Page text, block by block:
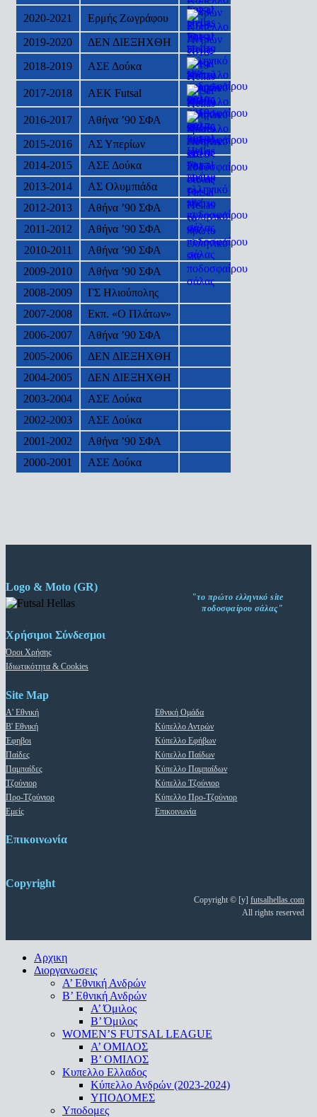
2020-2021
Ερμής Ζωγράφου
2019-2020
ΔΕΝ ΔΙΕΞΗΧΘΗ
2018-2019
ΑΣΕ Δούκα
2017-2018 ΑΕΚ Futsal
2016-2017
Αθήνα ’90 ΣΦΑ
2015-2016
ΑΣ Υπερίων
2014-2015
ΑΣΕ Δούκα
2013-2014
ΑΣ Ολυμπιάδα
2012-2013
Αθήνα ’90 ΣΦΑ
2011-2012
Αθήνα ’90 ΣΦΑ
2010-2011
Αθήνα ’90 ΣΦΑ
2009-2010
Αθήνα ’90 ΣΦΑ
2008-2009
ΓΣ Ηλιούπολης
2007-2008
Εκπ. «Ο Πλάτων»
2006-2007
Αθήνα ’90 ΣΦΑ
2005-2006
ΔΕΝ ΔΙΕΞΗΧΘΗ
2004-2005
ΔΕΝ ΔΙΕΞΗΧΘΗ
2003-2004
ΑΣΕ Δούκα
2002-2003
ΑΣΕ Δούκα
2001-2002
Αθήνα ’90 ΣΦΑ
2000-2001
ΑΣΕ Δούκα
Logo & Moto (GR)
"το πρώτο ελληνικό site
ποδοσφαίρου σάλας"
Χρήσιμοι Σύνδεσμοι
Όροι Χρήσης
Ιδιωτικότητα & Cookies
Site Map
Α' Εθνική
Β' Εθνική
Έφηβοι
Παίδες
Παμπαίδες
Τζούνιορ
Προ-Τζούνιορ
Εμείς
Εθνική Ομάδα
Κύπελλο Αντρών
Κύπελλο Εφήβων
Κύπελλο Παίδων
Κύπελλο Παμπαίδων
Κύπελλο Τζούνιορ
Κύπελλο Προ-Τζούνιορ
Επικοινωνία
Επικοινωνία
Copyright
Copyright © [y] futsalhellas.com
All rights reserved
Close
Menu
Αρχικη
Διοργανωσεις
Α’ Εθνική Ανδρών
Β’ Εθνική Ανδρών
A’ Όμιλος
Β’ Όμιλος
WOMEN’S FUTSAL LEAGUE
A’ ΟΜΙΛΟΣ
Β’ ΟΜΙΛΟΣ
Κυπελλο Ελλαδος
Κύπελλο Ανδρών (2023-2024)
ΥΠΟΔΟΜΕΣ
Υποδομες